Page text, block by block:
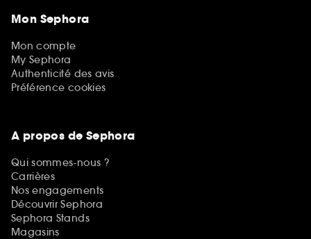
Mon Sephora
Mon compte
My Sephora
Authenticité des avis
Préférence cookies
A propos de Sephora
Qui sommes-nous ?
Carrières
Nos engagements
Découvrir Sephora
Sephora Stands
Magasins